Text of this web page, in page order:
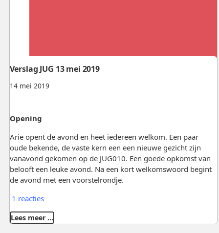
14 mei 2019
Verslag JUG 13 mei 2019
Opening
Arie opent de avond en heet iedereen welkom. Een paar
oude bekende, de vaste kern een een nieuwe gezicht zijn
vanavond gekomen op de JUG010. Een goede opkomst van
belooft een leuke avond. Na een kort welkomswoord begint
de avond met een voorstelrondje.
1 reacties
Lees meer …